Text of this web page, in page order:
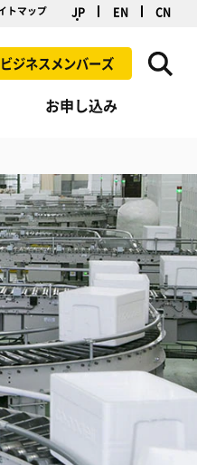
トマップ JP EN CN
ジネスメンバーズ
お申し込み